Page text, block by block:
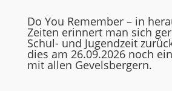
Do You Remember – in
Zeiten erinnert man sich
Schul- und Jugendzeit
dies am 26.09.2026 noch
mit allen Gevelsbergern.